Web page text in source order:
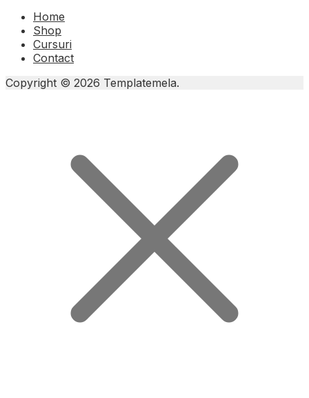
Home
Shop
Cursuri
Contact
Copyright © 2026 Templatemela.